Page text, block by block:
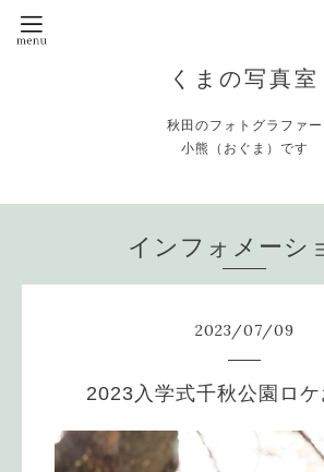
くまの写真室
秋田のフォトグラファー
小熊（おぐま）です
インフォメーシ
2023/07/09
2023入学式千秋公園ロケ